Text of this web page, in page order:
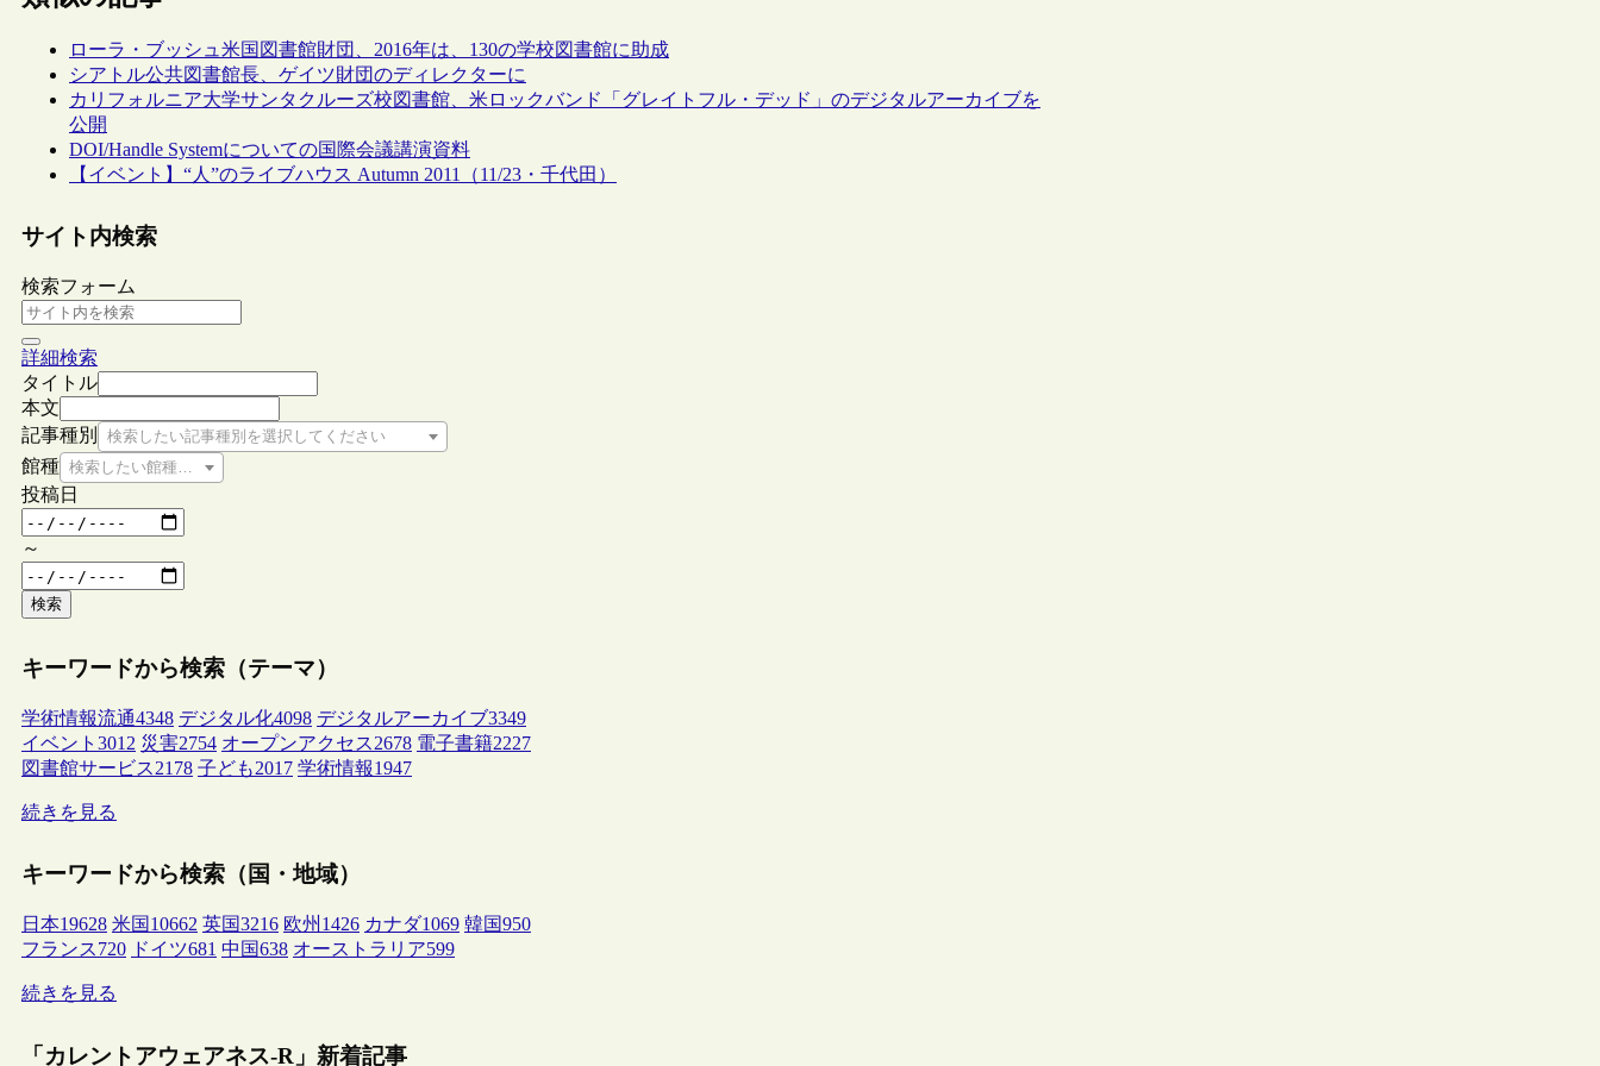
ローラ・ブッシュ米国図書館財団、2016年は、130の学校図書館に助成
シアトル公共図書館長、ゲイツ財団のディレクターに
カリフォルニア大学サンタクルーズ校図書館、米ロックバンド「グレイトフル・デッド」のデジタルアーカイブを
公開
DOI/Handle Systemについての国際会議講演資料
【イベント】“人”のライブハウス Autumn 2011（11/23・千代田）
サイト内検索
検索フォーム
詳細検索
タイトル
本文
記事種別
検索したい記事種別を選択してください
館種 検索したい館種を選択してください
投稿日
～
検索
キーワードから検索（テーマ）
学術情報流通4348 デジタル化4098 デジタルアーカイブ3349
イベント 3012 災害2754 オープンアクセス2678 電子書籍2227
図書館サービス2178 子ども2017 学術情報1947
続きを見る
キーワードから検索（国・地域）
日本19628 米国 10662 英国3216 欧州 1426 カナダ1069 韓国950
フランス720 ドイツ681 中国638 オーストラリア599
続きを見る
「カレントアウェアネス-R」新着記事